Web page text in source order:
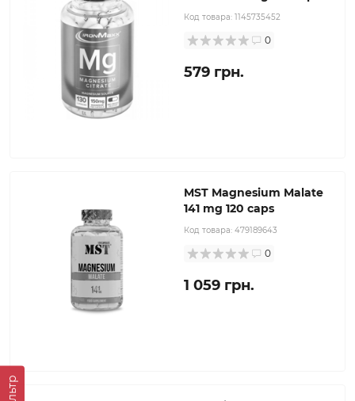
Код товара: 1145735452
0
579 грн.
MST Magnesium Malate
141 mg 120 caps
Код товара: 479189643
0
1 059 грн.